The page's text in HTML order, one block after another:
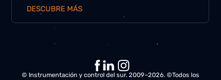
Implementación de CCTV y red
local 4G para infraestructuras